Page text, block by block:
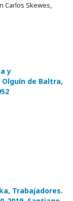
Carlos Skewes,
y
de Baltra,
Trabajadores.